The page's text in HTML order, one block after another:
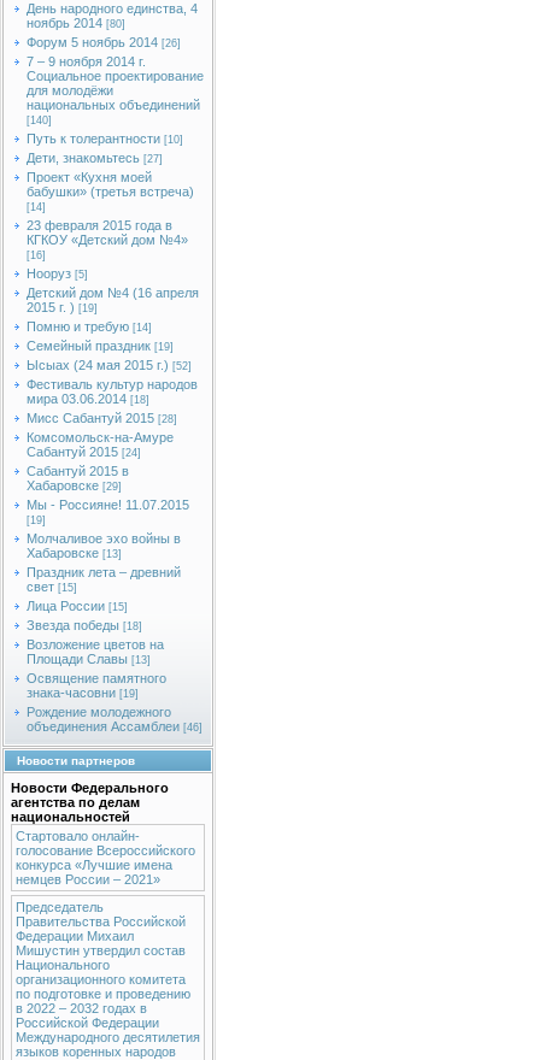
День народного единства, 4
ноябрь 2014 [80]
Форум 5 ноябрь 2014 [26]
7 – 9 ноября 2014 г.
Социальное проектирование
для молодёжи
национальных объединений
[140]
Путь к толерантности [10]
Дети, знакомьтесь [27]
Проект «Кухня моей
бабушки» (третья встреча)
[14]
23 февраля 2015 года в
КГКОУ «Детский дом №4»
[16]
Нооруз [5]
Детский дом №4 (16 апреля
2015 г. ) [19]
Помню и требую [14]
Семейный праздник [19]
Ысыах (24 мая 2015 г.) [52]
Фестиваль культур народов
мира 03.06.2014 [18]
Мисс Сабантуй 2015 [28]
Комсомольск-на-Амуре
Сабантуй 2015 [24]
Сабантуй 2015 в
Хабаровске [29]
Мы - Россияне! 11.07.2015
[19]
Молчаливое эхо войны в
Хабаровске [13]
Праздник лета – древний
свет [15]
Лица России [15]
Звезда победы [18]
Возложение цветов на
Площади Славы [13]
Освящение памятного
знака-часовни [19]
Рождение молодежного
объединения Ассамблеи [46]
Новости партнеров
Новости Федерального
агентства по делам
национальностей
Стартовало онлайн-
голосование Всероссийского
конкурса «Лучшие имена
немцев России – 2021»
Председатель
Правительства Российской
Федерации Михаил
Мишустин утвердил состав
Национального
организационного комитета
по подготовке и проведению
в 2022 – 2032 годах в
Российской Федерации
Международного десятилетия
языков коренных народов